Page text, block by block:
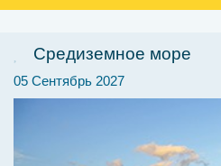
Средиземное море
05 Сентябрь 2027